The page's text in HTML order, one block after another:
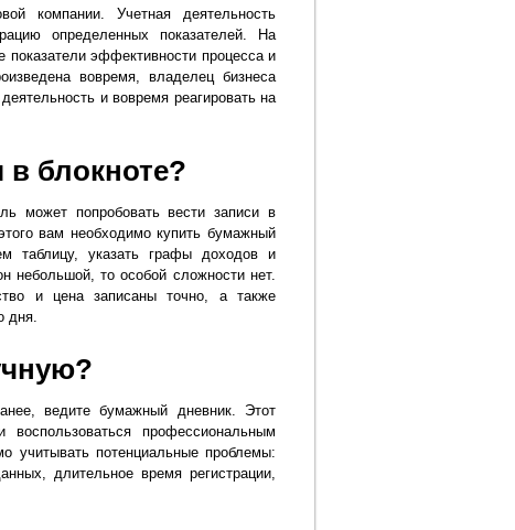
компании. Учетная деятельность
определенных показателей. На
эффективности процесса и
вовремя, владелец бизнеса
и вовремя реагировать на
блокноте?
может попробовать вести записи в
вам необходимо купить бумажный
таблицу, указать графы доходов и
небольшой, то особой сложности нет.
и цена записаны точно, а также
дня.
ведите бумажный дневник. Этот
профессиональным
учитывать потенциальные проблемы:
длительное время регистрации,